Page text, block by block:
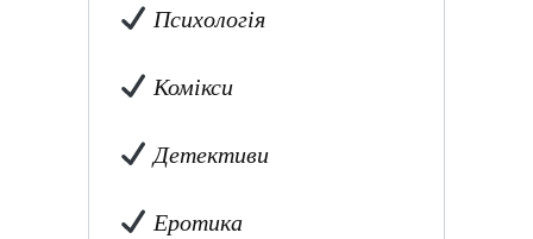
Психологія
Комікси
Детективи
Еротика